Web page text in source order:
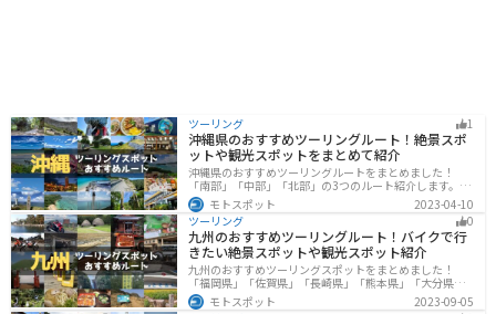
ツーリング 1
沖縄県のおすすめツーリングルート！絶景スポ
ットや観光スポットをまとめて紹介
沖縄県のおすすめツーリングルートをまとめました！
「南部」「中部」「北部」の3つのルート紹介します。美
しいビーチや歴史と文化に溢れたスポットが多数あり、
様々な楽しみ方ができます。バイクで沖縄県にツーリン
グに行く際は参考にしてください。
モトスポット
2023-04-10
ツーリング
0
九州のおすすめツーリングルート！バイクで行
きたい絶景スポットや観光スポット紹介
九州のおすすめツーリングスポットをまとめました！
「福岡県」「佐賀県」「長崎県」「熊本県」「大分県」
「宮崎都」「鹿児島県」の各県の観光地紹介します。自
然豊かな山々や湖、温泉地が点在し、四季折々の景色を
モトスポット
2023-09-05